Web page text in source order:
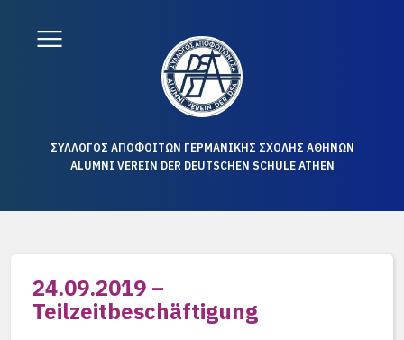
ΣΥΛΛΟΓΟΣ ΑΠΟΦΟΙΤΩΝ ΓΕΡΜΑΝΙΚΗΣ ΣΧΟΛΗΣ ΑΘΗΝΩΝ
ALUMNI VEREIN DER DEUTSCHEN SCHULE ATHEN
24.09.2019 –
Teilzeitbeschäftigung